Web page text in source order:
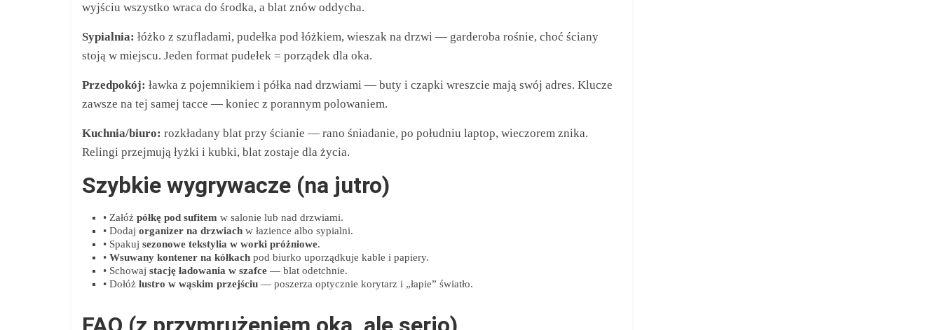
wyjściu wszystko wraca do środka, a blat znów oddycha.
Sypialnia: łóżko z szufladami, pudełka pod łóżkiem, wieszak na drzwi — garderoba rośnie, choć ściany
stoją w miejscu. Jeden format pudełek = porządek dla oka.
Przedpokój: ławka z pojemnikiem i półka nad drzwiami — buty i czapki wreszcie mają swój adres. Klucze
zawsze na tej samej tacce — koniec z porannym polowaniem.
Kuchnia/biuro: rozkładany blat przy ścianie — rano śniadanie, po południu laptop, wieczorem znika.
Relingi przejmują łyżki i kubki, blat zostaje dla życia.
Szybkie wygrywacze (na jutro)
• Załóż półkę pod sufitem w salonie lub nad drzwiami.
• Dodaj organizer na drzwiach w łazience albo sypialni.
• Spakuj sezonowe tekstylia w worki próżniowe.
• Wsuwany kontener na kółkach pod biurko uporządkuje kable i papiery.
• Schowaj stację ładowania w szafce — blat odetchnie.
• Dołóż lustro w wąskim przejściu — poszerza optycznie korytarz i „łapie” światło.